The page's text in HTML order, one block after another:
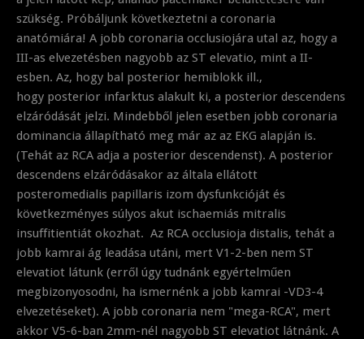
szükség. Próbáljunk következtetni a coronaria
anatómiára! A jobb coronaria occlusiojára utal az, hogy a
III-as elvezetésben nagyobb az ST elevatio, mint a II-
esben. Az, hogy bal posterior hemiblokk ill.,
hogy posterior infarktus alakult ki, a posterior descendens
elzáródását jelzi. Mindebből jelen esetben jobb coronaria
dominancia állapítható meg már az az EKG alapján is.
(Tehát az RCA adja a posterior descendenst). A posterior
descendens elzáródásakor az általa ellátott
posteromedialis papillaris izom dysfunkcióját és
következményes súlyos akut ischaemiás mitralis
insuffitientiát okozhat. Az RCA occlusioja distalis, tehát a
jobb kamrai ág leadása utáni, mert V1-2-ben nem ST
elevatiot látunk (erről úgy tudnánk egyértelműen
megbizonyosodni, ha ismernénk a jobb kamrai -VD3-4
elvezetéseket). A jobb coronaria nem "mega-RCA", mert
akkor V5-6-ban 2mm-nél nagyobb ST elevatiot látnánk. A